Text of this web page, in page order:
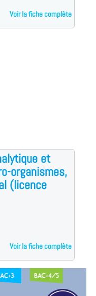
Voir la fiche complète
et
organismes,
(licence
Voir la fiche complète